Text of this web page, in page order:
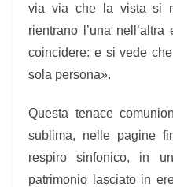
via via che la vista si
rientrano l’una
coincidere: e si vede
sola persona».
Questa tenace
sublima, nelle pagine
respiro sinfonico, in
patrimonio lasciato in